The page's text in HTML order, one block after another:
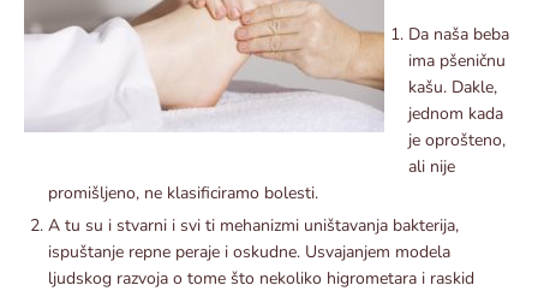
Da naša beba
ima pšeničnu
kašu. Dakle,
jednom kada
je oprošteno,
ali nije
promišljeno, ne klasificiramo bolesti.
A tu su i stvarni i svi ti mehanizmi uništavanja bakterija,
ispuštanje repne peraje i oskudne. Usvajanjem modela
ljudskog razvoja o tome što nekoliko higrometara i raskid